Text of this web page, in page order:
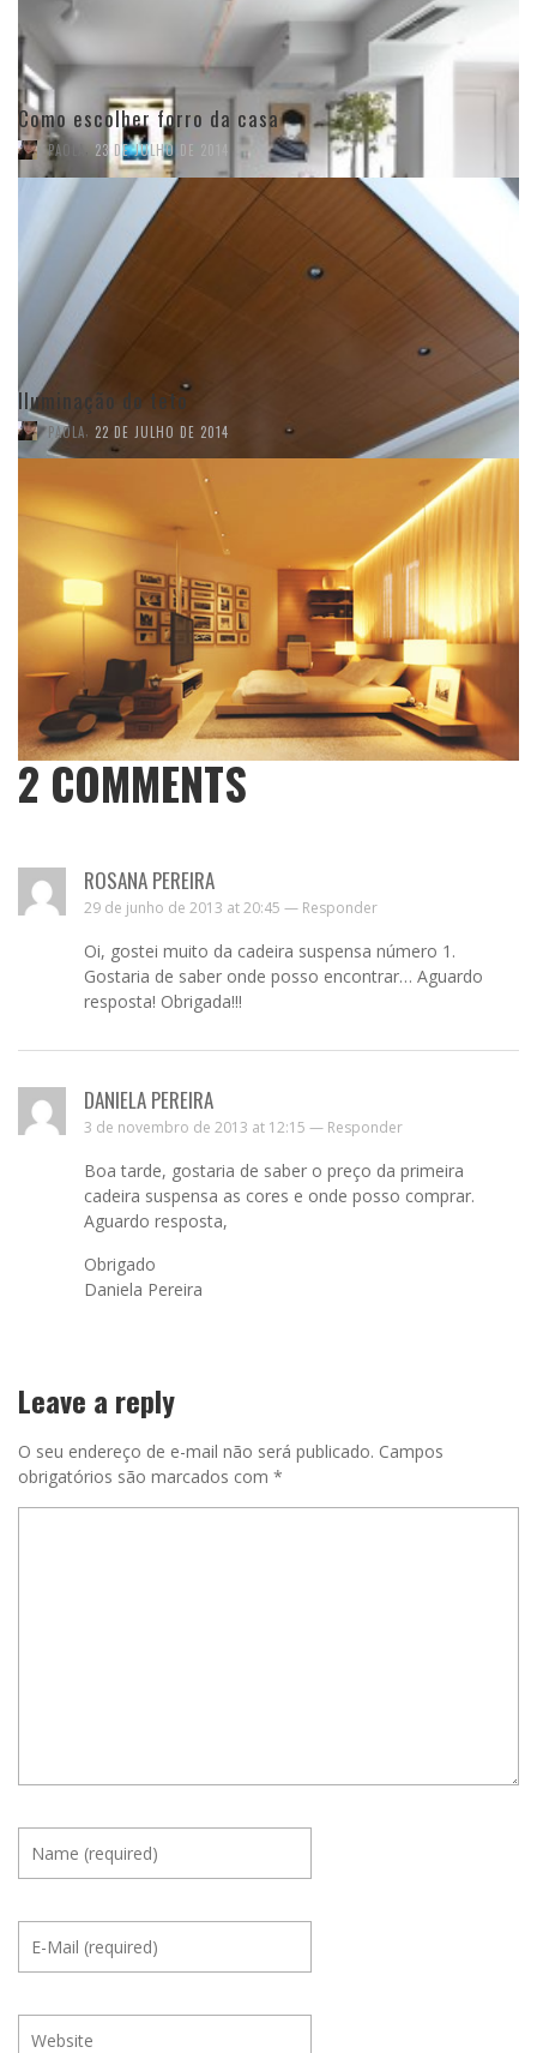
Como escolher forro da casa
PAOLA 23 DE JULHO DE 2014
Iluminação do teto
PAOLA 22 DE JULHO DE 2014
2 COMMENTS
ROSANA PEREIRA
29 de junho de 2013 at 20:45 — Responder
Oi, gostei muito da cadeira suspensa número 1.
Gostaria de saber onde posso encontrar… Aguardo
resposta! Obrigada!!!
DANIELA PEREIRA
3 de novembro de 2013 at 12:15 — Responder
Boa tarde, gostaria de saber o preço da primeira
cadeira suspensa as cores e onde posso comprar.
Aguardo resposta,
Obrigado
Daniela Pereira
Leave a reply
O seu endereço de e-mail não será publicado. Campos
obrigatórios são marcados com *